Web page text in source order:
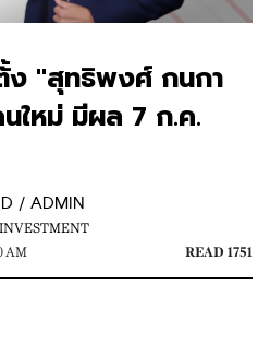
ง "สุทธิพงศ์ กนกา
ใหม่ มีผล 7 ก.ค.
/ ADMIN
AM
READ 1751